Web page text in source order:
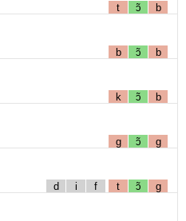
t ɔ̃ b
b ɔ̃ b
k ɔ̃ b
g ɔ̃ g
d i f t ɔ̃ g